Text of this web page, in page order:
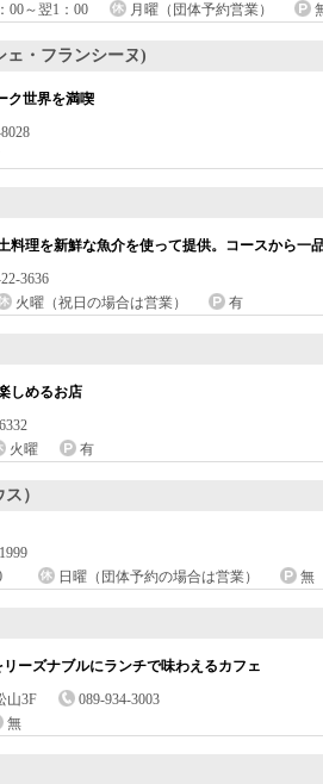
00～翌1：00
月曜（団体予約営業）
・フランシーヌ)
ク世界を満喫
8028
理を新鮮な魚介を使って提供。コースから一
22-3636
火曜（祝日の場合は営業） 有
しめるお店
火曜 有
）
日曜（団体予約の場合は営業） 無
ーズナブルにランチで味わえるカフェ
山3F
089-934-3003
無